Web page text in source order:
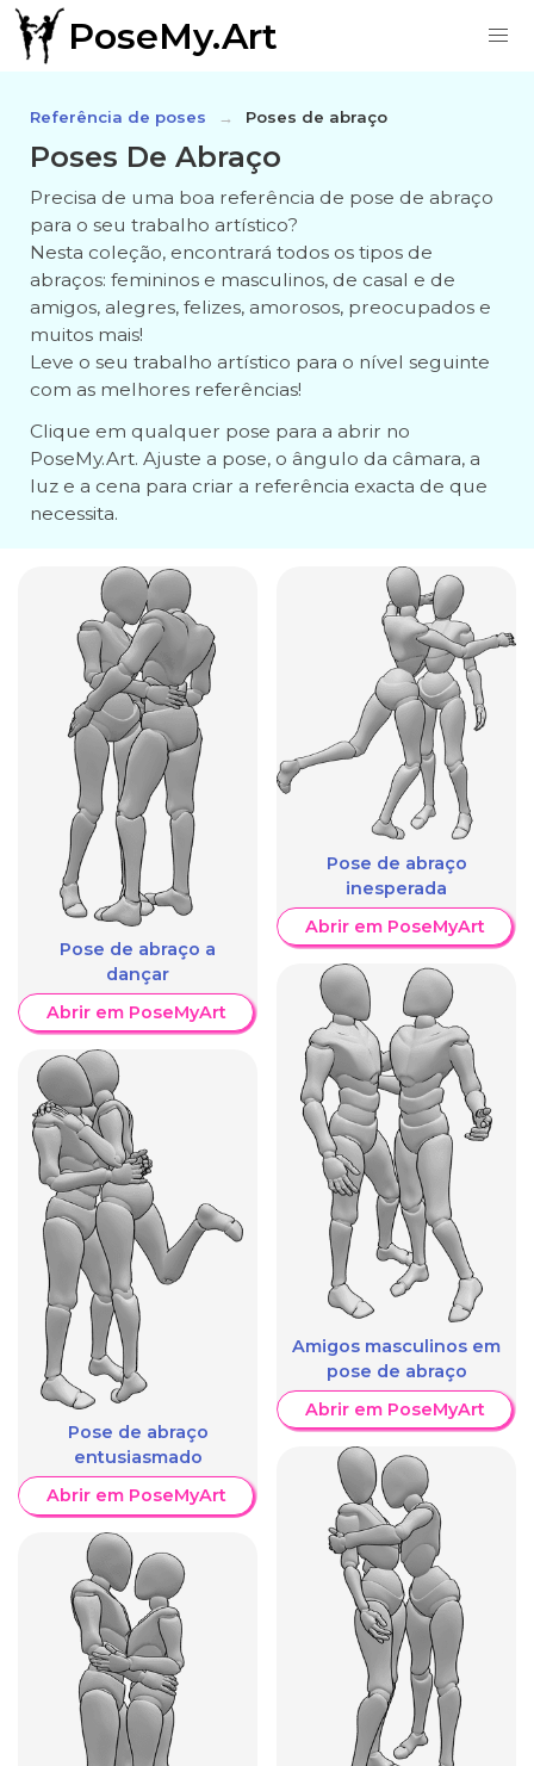
PoseMy.Art
Referência de poses Poses de abraço
Poses De Abraço
Precisa de uma boa referência de pose de abraço
para o seu trabalho artístico?
Nesta coleção, encontrará todos os tipos de
abraços: femininos e masculinos, de casal e de
amigos, alegres, felizes, amorosos, preocupados e
muitos mais!
Leve o seu trabalho artístico para o nível seguinte
com as melhores referências!
Clique em qualquer pose para a abrir no
PoseMy.Art. Ajuste a pose, o ângulo da câmara, a
luz e a cena para criar a referência exacta de que
necessita.
Pose de abraço a
dançar
Abrir em PoseMyArt
Pose de abraço
entusiasmado
Abrir em PoseMyArt
Pose de abraço
inesperada
Abrir em PoseMyArt
Amigos masculinos em
pose de abraço
Abrir em PoseMyArt